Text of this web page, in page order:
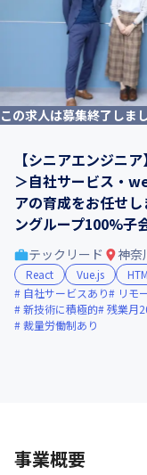
この求人は募集終了しま
【シニアエンジニ
＞自社サービス・
アの育成をお任せ
ングループ100%子
テックリード 神奈
React Vue.js
自社サービスあり
リモ
新技術に積極的 残業月
裁量労働制あり
事業概要